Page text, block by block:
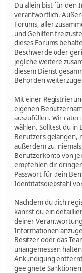
Du allein bist für den
verantwortlich.
Forums, aller
und Gehilfen
dieses Forums
Beschwerde oder
jegliche weitere
diesem Dienst
Behörden
Mit einer
eigenen
auszufüllen. Wir
wählen. Solltest du in
Benutzers gelangen,
außerdem zu,
Benutzerkonto von
empfehlen dir
Passwort für dein
Identitätsdiebstahl
Nachdem du dich
kannst du ein
deiner
Informationen
Besitzer oder das
unangemessen
Ankündigung
geeignete